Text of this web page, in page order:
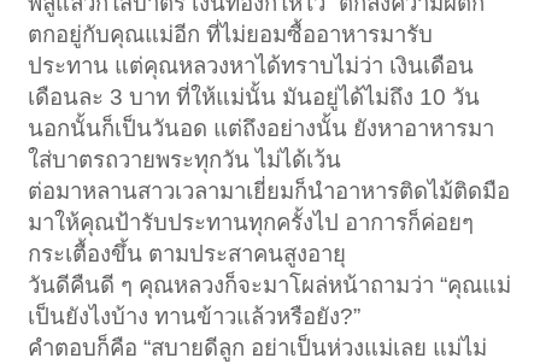
ตกอยู่กับคุณแม่อีก ที่ไม่ยอมซื้ออาหารมารับ
ประทาน แต่คุณหลวงหาได้ทราบไม่ว่า เงินเดือน
เดือนละ 3 บาท ที่ให้แม่นั้น มันอยู่ได้ไม่ถึง 10 วัน
นอกนั้นก็เป็นวันอด แต่ถึงอย่างนั้น ยังหาอาหารมา
ใส่บาตรถวายพระทุกวัน ไม่ได้เว้น
ต่อมาหลานสาวเวลามาเยี่ยมก็นำอาหารติดไม้ติดมือ
มาให้คุณป้ารับประทานทุกครั้งไป อาการก็ค่อยๆ
กระเตื้องขึ้น ตามประสาคนสูงอายุ
วันดีคืนดี ๆ คุณหลวงก็จะมาโผล่หน้าถามว่า “คุณแม่
เป็นยังไงบ้าง ทานข้าวแล้วหรือยัง?”
คำตอบก็คือ “สบายดีลูก อย่าเป็นห่วงแม่เลย แม่ไม่